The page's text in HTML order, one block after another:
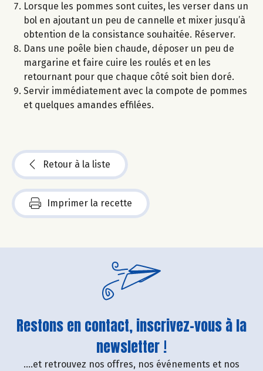
Lorsque les pommes sont cuites, les verser dans un
bol en ajoutant un peu de cannelle et mixer jusqu’à
obtention de la consistance souhaitée. Réserver.
Dans une poêle bien chaude, déposer un peu de
margarine et faire cuire les roulés et en les
retournant pour que chaque côté soit bien doré.
Servir immédiatement avec la compote de pommes
et quelques amandes effilées.
Retour à la liste
Imprimer la recette
Restons en contact, inscrivez-vous à la
newsletter !
....et retrouvez nos offres, nos événements et nos